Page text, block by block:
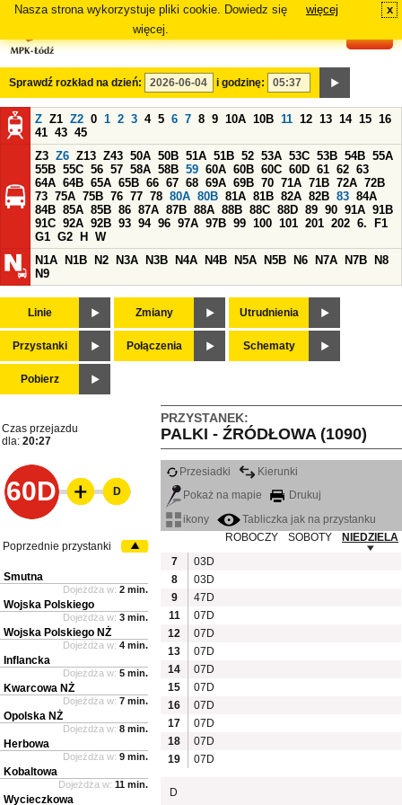
Nasza strona wykorzystuje pliki cookie. Dowiedz się
więcej.
więcej x
Sprawdź rozkład na dzień: i godzinę:
Z Z1 Z2 0 1 2 3 4 5 6 7 8 9 10A 10B 11 12 13 14 15 16
41 43 45
Z3 Z6 Z13 Z43 50A 50B 51A 51B 52 53A 53C 53B 54B 55A
55B 55C 56 57 58A 58B 59 60A 60B 60C 60D 61 62 63
64A 64B 65A 65B 66 67 68 69A 69B 70 71A 71B 72A 72B
73 75A 75B 76 77 78 80A 80B 81A 81B 82A 82B 83 84A
84B 85A 85B 86 87A 87B 88A 88B 88C 88D 89 90 91A 91B
91C 92A 92B 93 94 96 97A 97B 99 100 101 201 202 6.
F1
G1 G2 H
W
N1A
N1B N2 N3A N3B N4A N4B N5A N5B N6 N7A N7B
N8
N9
Linie Zmiany Utrudnienia
Przystanki Połączenia Schematy
Pobierz
PRZYSTANEK:
PALKI - ŹRÓDŁOWA (1090)
Czas przejazdu
dla: 20:27
60D
Przesiadki
Kierunki
Pokaż na mapie
Drukuj
ikony
Tabliczka jak na przystanku
ROBOCZY
SOBOTY
NIEDZIELA
7
03D
8
03D
9
47D
11
07D
12
07D
13
07D
14
07D
15
07D
16
07D
17
07D
18
07D
19
07D
D
D
Poprzednie przystanki
Smutna
Dojeżdża w: 2 min.
Wojska Polskiego
Dojeżdża w: 3 min.
Wojska Polskiego NŻ
Dojeżdża w: 4 min.
Inflancka
Dojeżdża w: 5 min.
Kwarcowa NŻ
Dojeżdża w: 7 min.
Opolska NŻ
Dojeżdża w: 8 min.
Herbowa
Dojeżdża w: 9 min.
Kobaltowa
Dojeżdża w: 11 min.
Wycieczkowa